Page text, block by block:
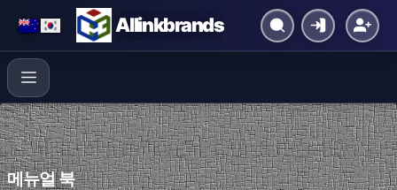
Allinkbrands
메뉴얼 북